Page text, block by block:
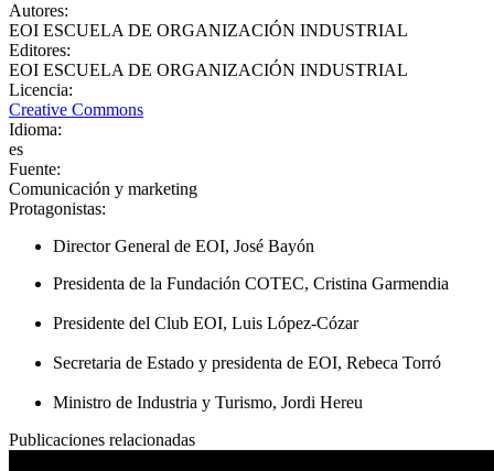
Autores:
EOI ESCUELA DE ORGANIZACIÓN INDUSTRIAL
Editores:
EOI ESCUELA DE ORGANIZACIÓN INDUSTRIAL
Licencia:
Creative Commons
Idioma:
es
Fuente:
Comunicación y marketing
Protagonistas:
Director General de EOI, José Bayón
Presidenta de la Fundación COTEC, Cristina Garmendia
Presidente del Club EOI, Luis López-Cózar
Secretaria de Estado y presidenta de EOI, Rebeca Torró
Ministro de Industria y Turismo, Jordi Hereu
Publicaciones relacionadas